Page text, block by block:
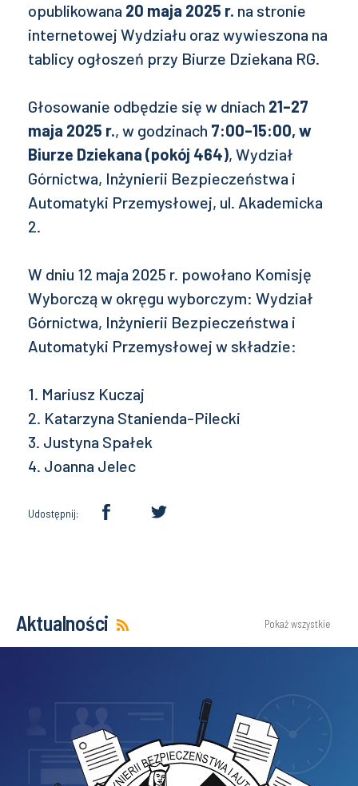
opublikowana 20 maja 2025 r. na stronie
internetowej Wydziału oraz wywieszona na
tablicy ogłoszeń przy Biurze Dziekana RG.
Głosowanie odbędzie się w dniach 21–27
maja 2025 r., w godzinach 7:00–15:00, w
Biurze Dziekana (pokój 464), Wydział
Górnictwa, Inżynierii Bezpieczeństwa i
Automatyki Przemysłowej, ul. Akademicka
2.
W dniu 12 maja 2025 r. powołano Komisję
Wyborczą w okręgu wyborczym: Wydział
Górnictwa, Inżynierii Bezpieczeństwa i
Automatyki Przemysłowej w składzie:
1. Mariusz Kuczaj
2. Katarzyna Stanienda-Pilecki
3. Justyna Spałek
4. Joanna Jelec
Udostępnij:
Aktualności Pokaż wszystkie